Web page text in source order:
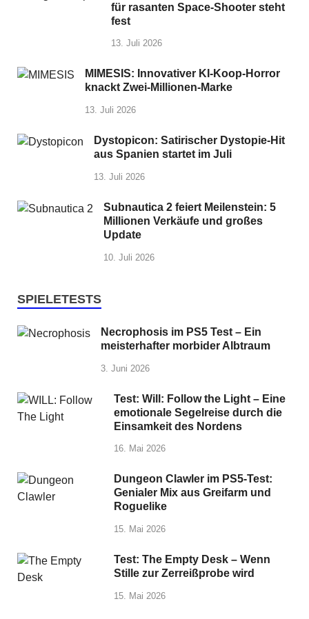
für rasanten Space-Shooter steht
fest
13. Juli 2026
MIMESIS: Innovativer KI-Koop-Horror
knackt Zwei-Millionen-Marke
13. Juli 2026
Dystopicon: Satirischer Dystopie-Hit
aus Spanien startet im Juli
13. Juli 2026
Subnautica 2 feiert Meilenstein: 5
Millionen Verkäufe und großes
Update
10. Juli 2026
SPIELETESTS
Necrophosis im PS5 Test – Ein
meisterhafter morbider Albtraum
3. Juni 2026
Test: Will: Follow the Light – Eine
emotionale Segelreise durch die
Einsamkeit des Nordens
16. Mai 2026
Dungeon Clawler im PS5-Test:
Genialer Mix aus Greifarm und
Roguelike
15. Mai 2026
Test: The Empty Desk – Wenn
Stille zur Zerreißprobe wird
15. Mai 2026